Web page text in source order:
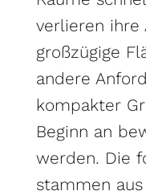
verlieren ihre
großzügige
andere
kompakter
Beginn an
werden. Die
stammen